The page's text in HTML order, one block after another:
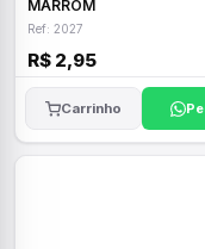
MARROM
Ref: 2027
R$ 2,95
Carrinho